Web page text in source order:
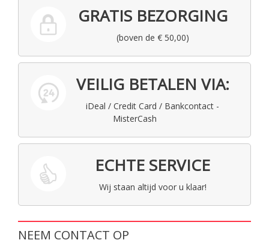
GRATIS BEZORGING
(boven de € 50,00)
VEILIG BETALEN VIA:
iDeal / Credit Card / Bankcontact -
MisterCash
ECHTE SERVICE
Wij staan altijd voor u klaar!
NEEM CONTACT OP